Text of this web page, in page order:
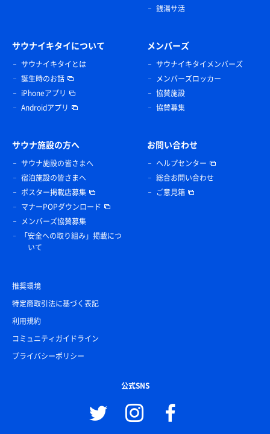
銭湯サ活
サウナイキタイについて
サウナイキタイとは
誕生時のお話
iPhoneアプリ
Androidアプリ
メンバーズ
サウナイキタイメンバーズ
メンバーズロッカー
協賛施設
協賛募集
サウナ施設の方へ
サウナ施設の皆さまへ
宿泊施設の皆さまへ
ポスター掲載店募集
マナーPOPダウンロード
メンバーズ協賛募集
「安全への取り組み」掲載につ
いて
お問い合わせ
ヘルプセンター
総合お問い合わせ
ご意見箱
推奨環境
特定商取引法に基づく表記
利用規約
コミュニティガイドライン
プライバシーポリシー
公式SNS